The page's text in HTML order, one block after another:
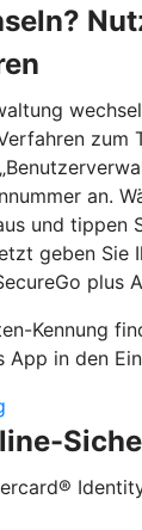
zum
an.
und tippen
geben Sie
plus
Kennung
App in den